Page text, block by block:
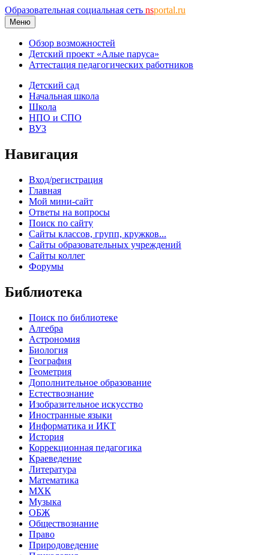
Образовательная социальная сеть nsportal.ru
Меню
Обзор возможностей
Детский проект «Алые паруса»
Аттестация педагогических работников
Детский сад
Начальная школа
Школа
НПО и СПО
ВУЗ
Навигация
Вход/регистрация
Главная
Мой мини-сайт
Ответы на вопросы
Поиск по сайту
Сайты классов, групп, кружков...
Сайты образовательных учреждений
Сайты коллег
Форумы
Библиотека
Поиск по библиотеке
Алгебра
Астрономия
Биология
География
Геометрия
Дополнительное образование
Естествознание
Изобразительное искусство
Иностранные языки
Информатика и ИКТ
История
Коррекционная педагогика
Краеведение
Литература
Математика
МХК
Музыка
ОБЖ
Обществознание
Право
Природоведение